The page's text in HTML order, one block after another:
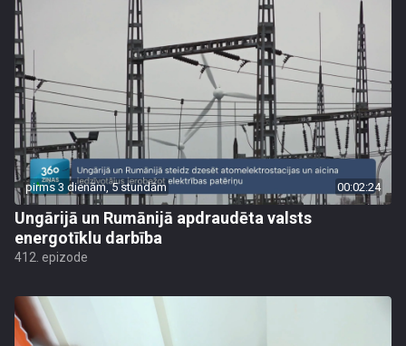
pirms 3 dienām, 5 stundām 00:02:24
Ungārijā un Rumānijā apdraudēta valsts
energotīklu darbība
412. epizode